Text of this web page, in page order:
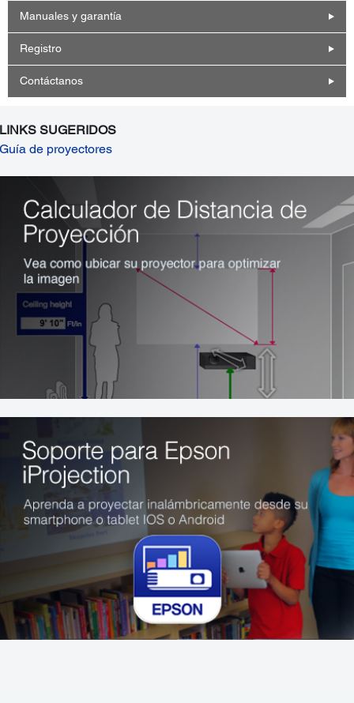
Manuales y garantía
Registro
Contáctanos
LINKS SUGERIDOS
Guía de proyectores